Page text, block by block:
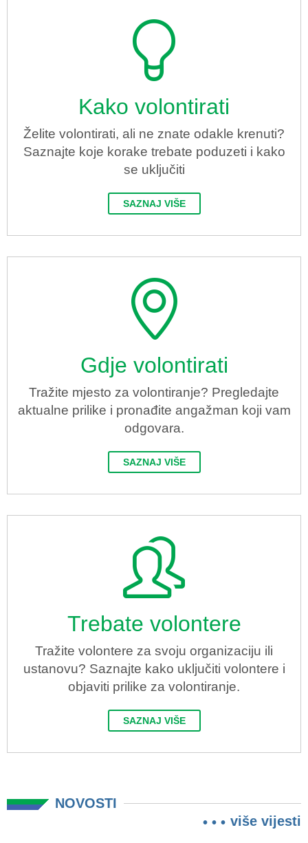
Kako volontirati
Želite volontirati, ali ne znate odakle krenuti?
Saznajte koje korake trebate poduzeti i kako
se uključiti
SAZNAJ VIŠE
Gdje volontirati
Tražite mjesto za volontiranje? Pregledajte
aktualne prilike i pronađite angažman koji vam
odgovara.
SAZNAJ VIŠE
Trebate volontere
Tražite volontere za svoju organizaciju ili
ustanovu? Saznajte kako uključiti volontere i
objaviti prilike za volontiranje.
SAZNAJ VIŠE
NOVOSTI
više vijesti